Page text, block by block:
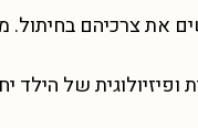
את צרכיהם
של הילד